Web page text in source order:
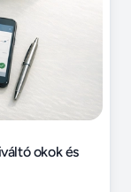
okok és